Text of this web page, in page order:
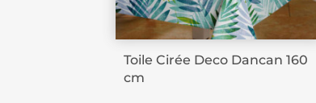
Toile Cirée Deco Dancan 160
cm